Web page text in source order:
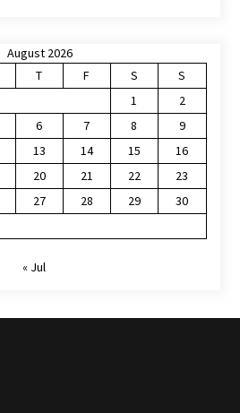
August 2026
T F S
S
1
2
6 7 8
9
13 14 15
16
20 21 22
23
27 28 29
30
« Jul